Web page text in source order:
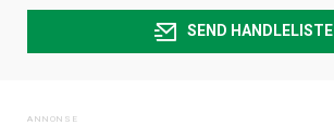
SEND HANDLELISTE